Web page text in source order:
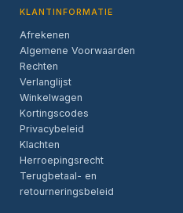
KLANTINFORMATIE
Afrekenen
Algemene Voorwaarden
Rechten
Verlanglijst
Winkelwagen
Kortingscodes
Privacybeleid
Klachten
Herroepingsrecht
Terugbetaal- en
retourneringsbeleid